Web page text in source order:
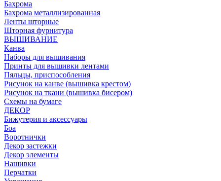
Бахрома
Бахрома металлизированная
Ленты шторные
Шторная фурнитура
ВЫШИВАНИЕ
Канва
Наборы для вышивания
Принты для вышивки лентами
Пяльцы, приспособления
Рисунок на канве (вышивка крестом)
Рисунок на ткани (вышивка бисером)
Схемы на бумаге
ДЕКОР
Бижутерия и аксессуары
Боа
Воротнички
Декор застежки
Декор элементы
Нашивки
Перчатки